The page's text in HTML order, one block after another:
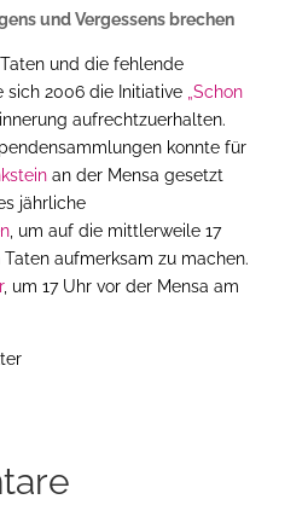
und Vergessens brechen
und die fehlende
sich 2006 die Initiative „Schon
aufrechtzuerhalten.
konnte für
an der Mensa gesetzt
jährliche
, um auf die mittlerweile 17
aufmerksam zu machen.
, um 17 Uhr vor der Mensa am